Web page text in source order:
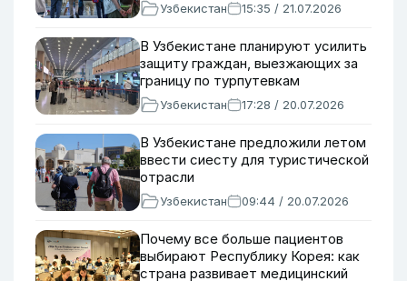
Узбекистан 15:35 / 21.07.2026
В Узбекистане планируют усилить
защиту граждан, выезжающих за
границу по турпутевкам
Узбекистан 17:28 / 20.07.2026
В Узбекистане предложили летом
ввести сиесту для туристической
отрасли
Узбекистан 09:44 / 20.07.2026
Почему все больше пациентов
выбирают Республику Корея: как
страна развивает медицинский